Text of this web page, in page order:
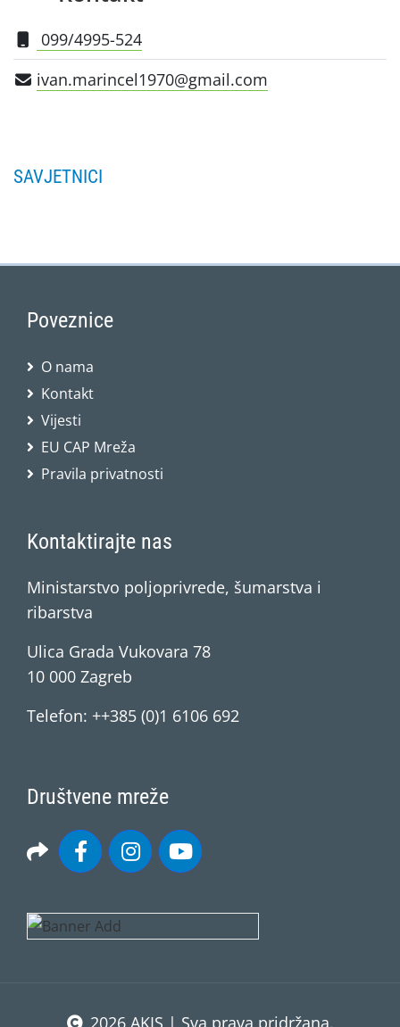
099/4995-524
ivan.marincel1970@gmail.com
SAVJETNICI
Poveznice
O nama
Kontakt
Vijesti
EU CAP Mreža
Pravila privatnosti
Kontaktirajte nas
Ministarstvo poljoprivrede, šumarstva i
ribarstva
Ulica Grada Vukovara 78
10 000 Zagreb
Telefon: ++385 (0)1 6106 692
Društvene mreže
2026 AKIS | Sva prava pridržana.